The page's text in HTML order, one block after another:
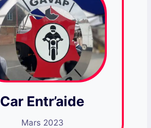
Car Entr’aide
Mars 2023